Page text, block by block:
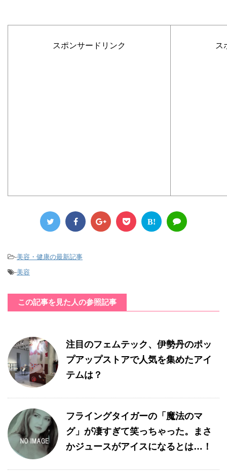
スポンサードリンク ス
B!
-美容・健康の最新記事
-美容
この記事を見た人の参照記事
注目のフェムテック、伊勢丹のポッ
プアップストアで人気を集めたアイ
テムは？
フライングタイガーの「魔法のマ
グ」が凄すぎて笑っちゃった。まさ
かジュースがアイスになるとは…！